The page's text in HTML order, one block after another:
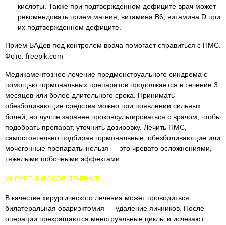
кислоты. Также при подтвержденном дефиците врач может
рекомендовать прием магния, витамина B6, витамина D при
их подтвержденном дефиците.
Прием БАДов под контролем врача помогает справиться с ПМС.
Фото: freepik.com
Медикаментозное лечение предменструального синдрома с
помощью гормональных препаратов продолжается в течение 3
месяцев или более длительного срока. Принимать
обезболивающие средства можно при появлении сильных
болей, но лучше заранее проконсультироваться с врачом, чтобы
подобрать препарат, уточнить дозировку. Лечить ПМС,
самостоятельно подбирая гормональные, обезболивающие или
мочегонные препараты нельзя — это чревато осложнениями,
тяжелыми побочными эффектами.
ХИРУРГИЧЕСКОЕ ЛЕЧЕНИЕ
В качестве хирургического лечения может проводиться
билатеральная овариэктомия — удаление яичников. После
операции прекращаются менструальные циклы и исчезают